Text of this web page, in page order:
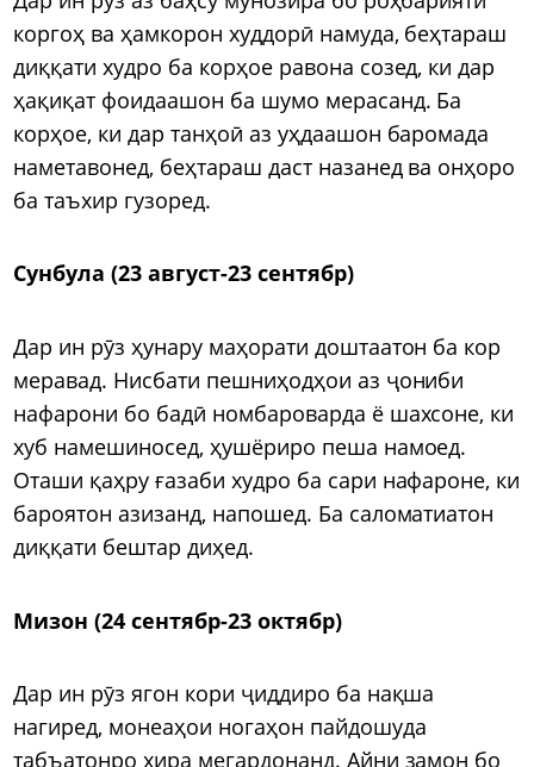
коргоҳ ва ҳамкорон худдорӣ намуда, беҳтараш
диққати худро ба корҳое равона созед, ки дар
ҳақиқат фоидаашон ба шумо мерасанд. Ба
корҳое, ки дар танҳоӣ аз уҳдаашон баромада
наметавонед, беҳтараш даст назанед ва онҳоро
ба таъхир гузоред.
Сунбула (23 август-23 сентябр)
Дар ин рӯз ҳунару маҳорати доштаатон ба кор
меравад. Нисбати пешниҳодҳои аз ҷониби
нафарони бо бадӣ номбароварда ё шахсоне, ки
хуб намешиносед, ҳушёриро пеша намоед.
Оташи қаҳру ғазаби худро ба сари нафароне, ки
бароятон азизанд, напошед. Ба саломатиатон
диққати бештар диҳед.
Мизон (24 сентябр-23 октябр)
Дар ин рӯз ягон кори ҷиддиро ба нақша
нагиред, монеаҳои ногаҳон пайдошуда
табъатонро хира мегардонанд. Айни замон бо